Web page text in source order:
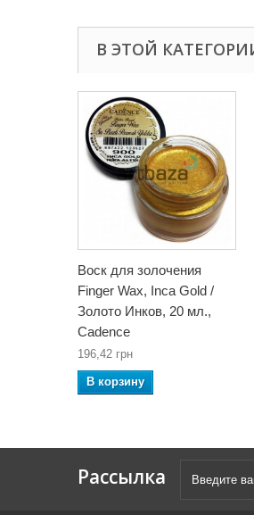
В ЭТОЙ
Воск для золочения
Finger Wax, Inca Gold /
Золото Инков, 20 мл.,
Cadence
196,42 грн
В корзину
Рассылка